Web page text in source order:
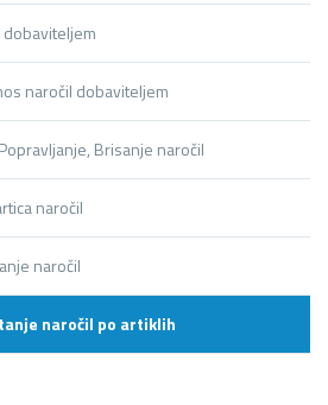
dobaviteljem
naročil dobaviteljem
Brisanje naročil
naročil
naročil
naročil po artiklih